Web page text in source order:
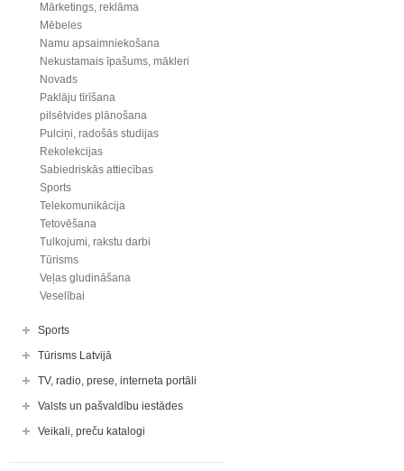
Mārketings, reklāma
Mēbeles
Namu apsaimniekošana
Nekustamais īpašums, mākleri
Novads
Paklāju tīrīšana
pilsētvides plānošana
Pulciņi, radošās studijas
Rekolekcijas
Sabiedriskās attiecības
Sports
Telekomunikācija
Tetovēšana
Tulkojumi, rakstu darbi
Tūrisms
Veļas gludināšana
Veselībai
Sports
Tūrisms Latvijā
TV, radio, prese, interneta portāli
Valsts un pašvaldību iestādes
Veikali, preču katalogi